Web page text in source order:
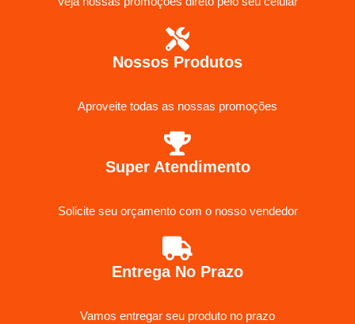
Nossos Produtos
Aproveite todas as nossas promoções
Super Atendimento
Solicite seu orçamento com o nosso vendedor
Entrega No Prazo
Vamos entregar seu produto no prazo